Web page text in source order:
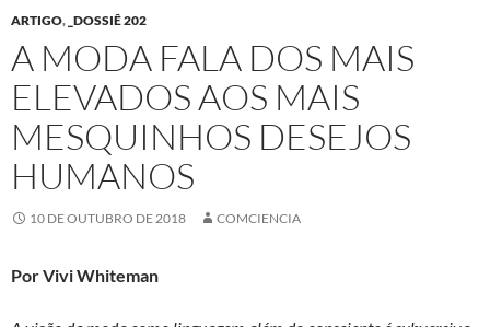
ARTIGO, _DOSSIÊ 202
A MODA FALA DOS MAIS
ELEVADOS AOS MAIS
MESQUINHOS DESEJOS
HUMANOS
10 DE OUTUBRO DE 2018 COMCIENCIA
Por Vivi Whiteman